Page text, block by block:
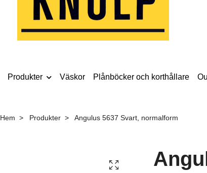
Produkter Väskor Plånböcker och korthållare
Hem Produkter Angulus 5637 Svart, normalform